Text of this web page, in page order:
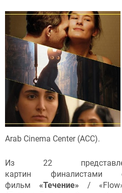
Arab Cinema Center (ACC).
Из 22
картин финалистами
фильм «Течение» / «Flow»